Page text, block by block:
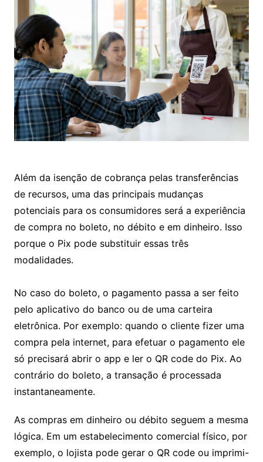
Além da isenção de cobrança pelas transferências
de recursos, uma das principais mudanças
potenciais para os consumidores será a experiência
de compra no boleto, no débito e em dinheiro. Isso
porque o Pix pode substituir essas três
modalidades.
No caso do boleto, o pagamento passa a ser feito
pelo aplicativo do banco ou de uma carteira
eletrônica. Por exemplo: quando o cliente fizer uma
compra pela internet, para efetuar o pagamento ele
só precisará abrir o app e ler o QR code do Pix. Ao
contrário do boleto, a transação é processada
instantaneamente.
As compras em dinheiro ou débito seguem a mesma
lógica. Em um estabelecimento comercial físico, por
exemplo, o lojista pode gerar o QR code ou imprimi-